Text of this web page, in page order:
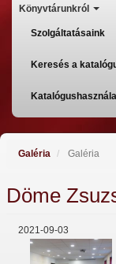
Könyvtárunkról
Szolgáltatásaink
Keresés a
Galéria Galéria
Döme
2021-09-03